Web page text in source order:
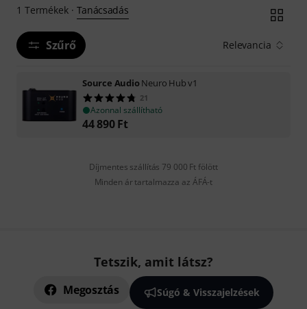
1 Termékek· Tanácsadás
Szűrő Relevancia
Source AudioNeuro Hub v1
21
Azonnal szállítható
44 890 Ft
Díjmentes szállítás 79 000 Ft fölött
Minden ár tartalmazza az ÁFÁ-t
Tetszik, amit látsz?
Megosztás Súgó & Visszajelzések